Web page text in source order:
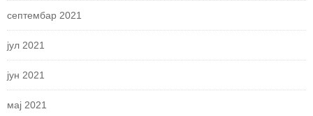
септембар 2021
јул 2021
јун 2021
мај 2021